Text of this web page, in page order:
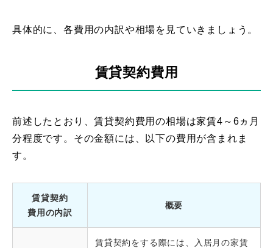
具体的に、各費用の内訳や相場を見ていきましょう。
賃貸契約費用
前述したとおり、賃貸契約費用の相場は家賃4～6ヵ月
分程度です。その金額には、以下の費用が含まれま
す。
賃貸契約
費用の内訳
概要
賃貸契約をする際には、入居月の家賃